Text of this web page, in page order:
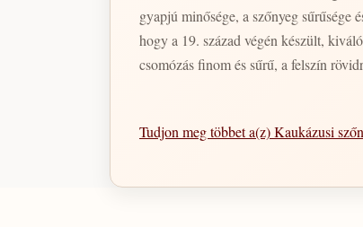
gyapjú minősége, a szőnyeg sűrűsége és mintája. A Bizsan legjobb minőségű, kaukázusi insprációjú mintázattal Paksiztánban
hogy a 19. század végén készült,
csomózás finom és sűrű, a felszín
Tudjon meg többet a(z) Kaukázusi